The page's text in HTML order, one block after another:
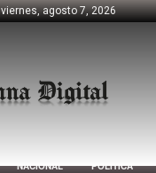
viernes, agosto 7, 2026
NACIONAL POLÍTICA